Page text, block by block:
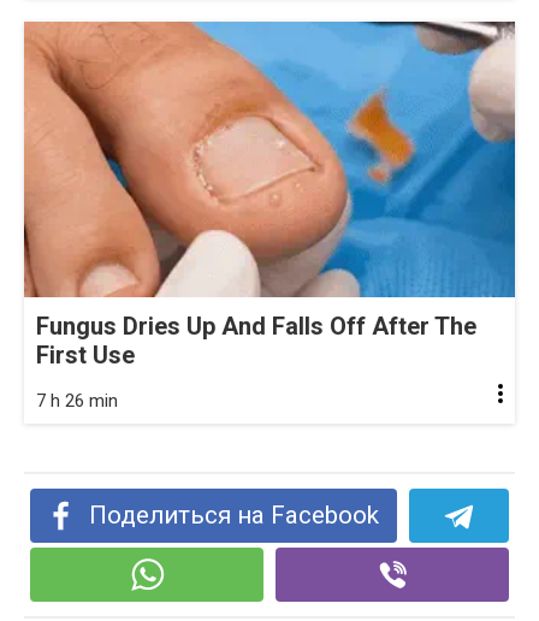
Fungus Dries Up And Falls Off After The
First Use
7 h 26 min
Поделиться на Facebook